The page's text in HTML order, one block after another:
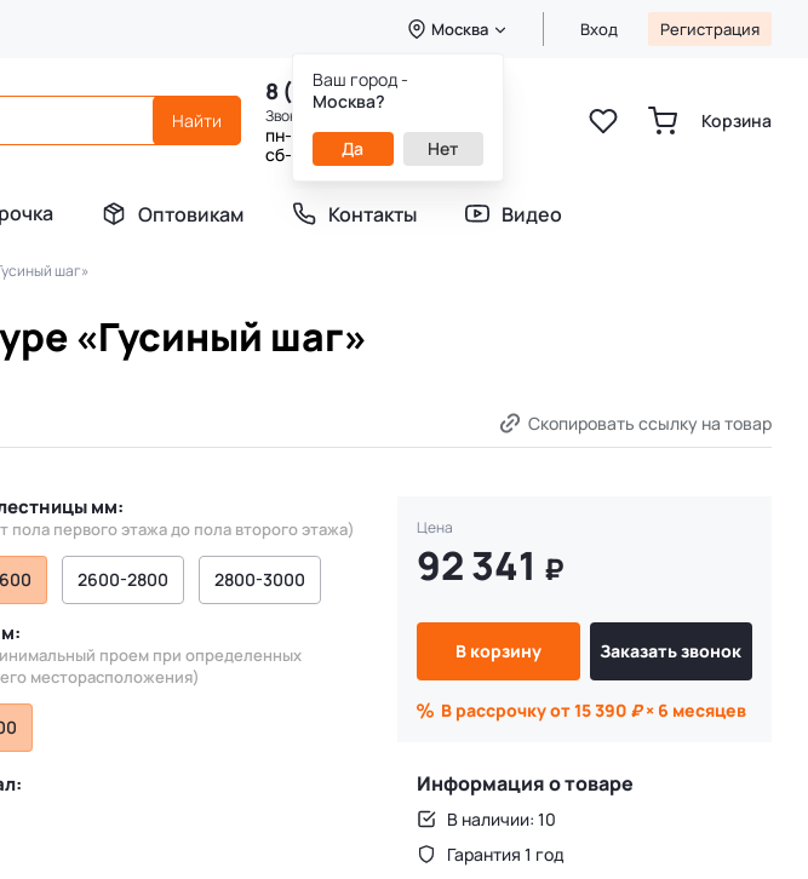
Москва
Ваш город -
Москва?
Да Нет
Вход Регистрация
8 (800) 333-49-25
Звонок бесплатный
пн-пт 8:00-20:00
сб-вс 9:00-20:00
Корзина
Оптовикам Контакты Видео
шаг»
«Гусиный шаг»
Скопировать ссылку на товар
мм:
пола первого этажа до пола второго этажа)
2600-2800 2800-3000
проем при определенных
месторасположения)
Цена
92 341 ₽
В корзину Заказать звонок
В рассрочку от 15 390 ₽× 6 месяцев
Информация о товаре
В наличии: 10
Гарантия 1 год